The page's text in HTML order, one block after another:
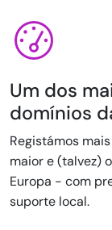
Um dos
domínios
Registámos
maior e (talvez)
Europa - com
suporte local.